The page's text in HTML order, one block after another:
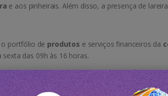
e aos pinheirais. Além disso, a presença de
portfólio de produtos e serviços financeiros da
das 09h às 16 horas.